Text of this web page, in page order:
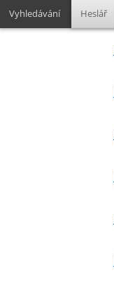
Vyhledávání Heslář